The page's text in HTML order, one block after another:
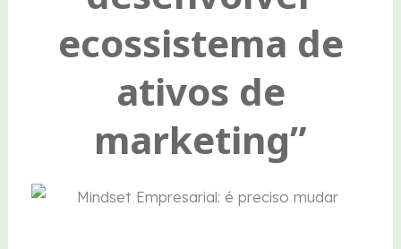
ecossistema de
ativos de
marketing”